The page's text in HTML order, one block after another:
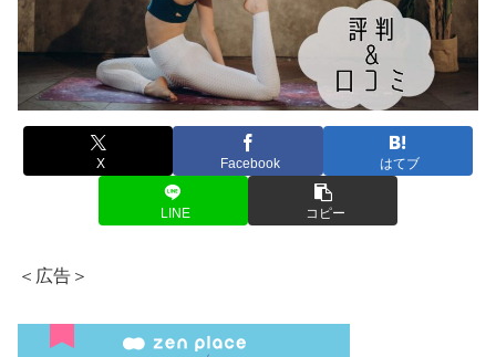
X Facebook はてブ
LINE コピー
＜広告＞